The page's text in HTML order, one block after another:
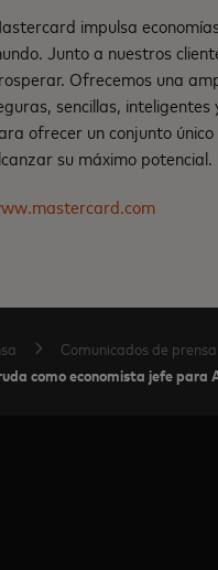
impulsa
Junto a nuestros
Ofrecemos una
sencillas,
ofrecer un conjunto
su máximo potencial.
Comunicados de prensa
como economista jefe para